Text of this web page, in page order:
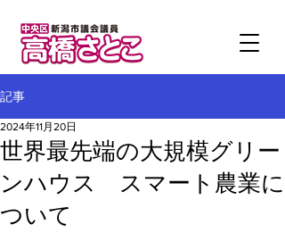
記事
世界最先端の大規模グリー
ンハウス スマート農業に
ついて
2024年11月20日